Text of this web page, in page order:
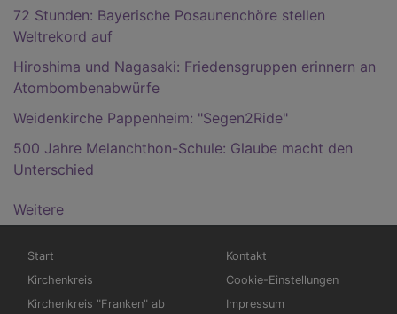
72 Stunden: Bayerische Posaunenchöre stellen
Weltrekord auf
Hiroshima und Nagasaki: Friedensgruppen erinnern an
Atombombenabwürfe
Weidenkirche Pappenheim: "Segen2Ride"
500 Jahre Melanchthon-Schule: Glaube macht den
Unterschied
Weitere
Hauptnavigation
Start
Kirchenkreis
Kirchenkreis "Franken" ab
Fußbereichsmenü
Kontakt
Cookie-Einstellungen
Impressum